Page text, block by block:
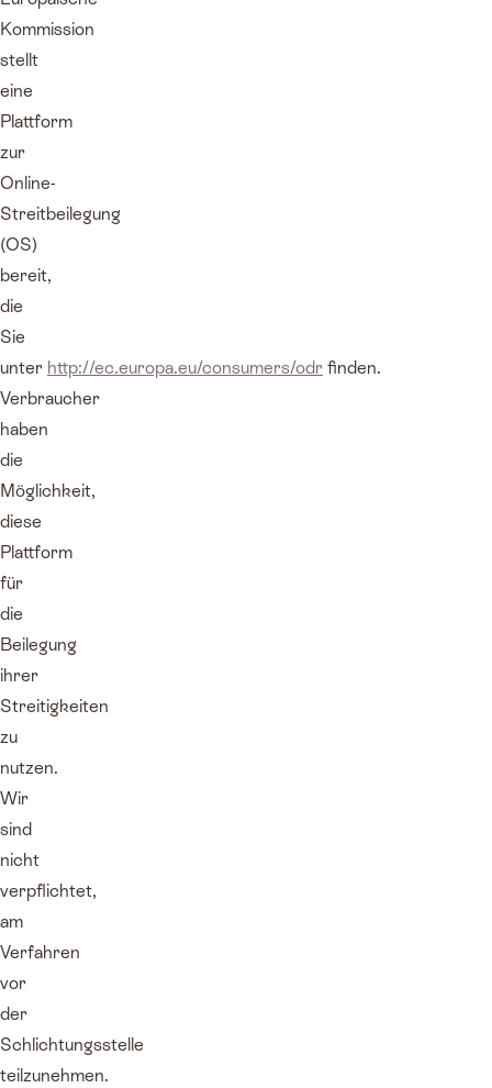
Kommission
stellt
eine
Plattform
zur
Online-
Streitbeilegung
(OS)
bereit,
die
Sie
unter http://ec.europa.eu/consumers/odr finden.
Verbraucher
haben
die
Möglichkeit,
diese
Plattform
für
die
Beilegung
ihrer
Streitigkeiten
zu
nutzen.
Wir
sind
nicht
verpflichtet,
am
Verfahren
vor
der
Schlichtungsstelle
teilzunehmen.